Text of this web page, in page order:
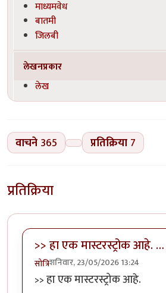
माध्यमवेध
बातमी
जिलबी
लेखनप्रकार
लेख
वाचने 365 प्रतिक्रिया 7
प्रतिक्रिया
>> हा एक मास्टरस्ट्रोक आहे. …
सोत्रिशनिवार, 23/05/2026 13:24
>>हा एक मास्टरस्ट्रोक आहे.